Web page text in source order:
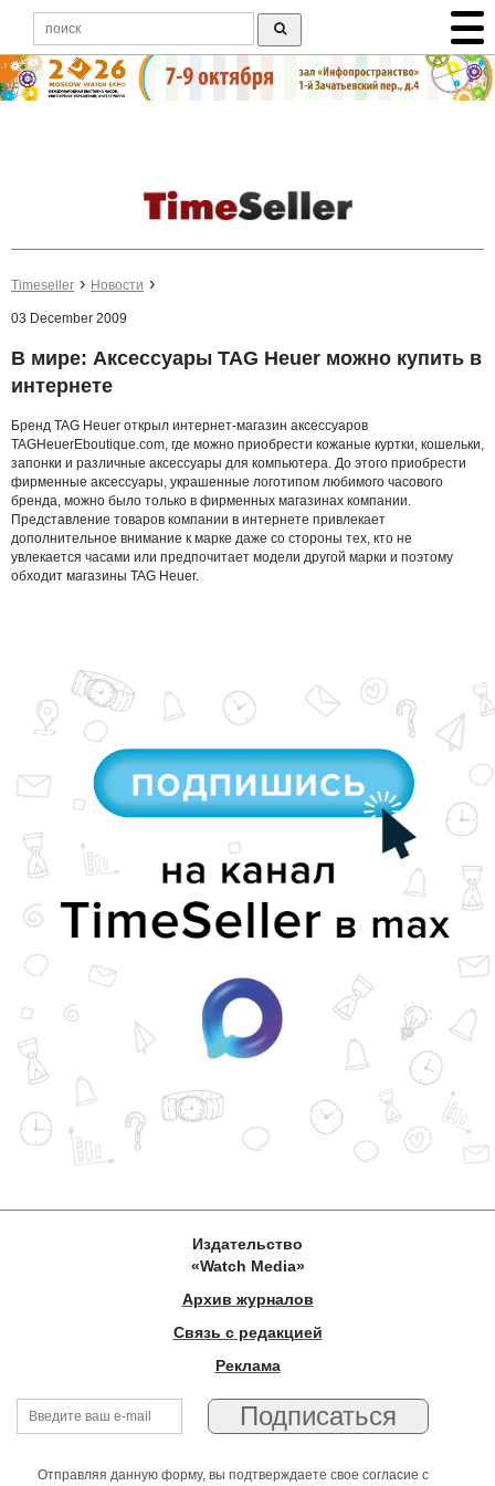
Timeseller Новости
03 December 2009
В мире: Аксессуары TAG Heuer можно купить в
интернете
Бренд TAG Heuer открыл интернет-магазин аксессуаров
TAGHeuerEboutique.com, где можно приобрести кожаные куртки, кошельки,
запонки и различные аксессуары для компьютера. До этого приобрести
фирменные аксессуары, украшенные логотипом любимого часового
бренда, можно было только в фирменных магазинах компании.
Представление товаров компании в интернете привлекает
дополнительное внимание к марке даже со стороны тех, кто не
увлекается часами или предпочитает модели другой марки и поэтому
обходит магазины TAG Heuer.
Издательство
«Watch Media»
Архив журналов
Связь с редакцией
Реклама
Отправляя данную форму, вы подтверждаете свое согласие с